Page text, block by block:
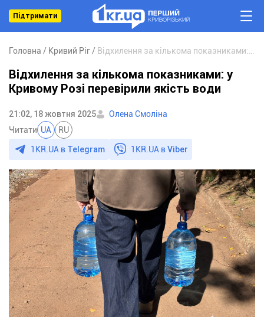
Підтримати
Головна Кривий Ріг
Відхилення за кількома показниками: у
Кривому Розі перевірили якість води
21:02, 18 жовтня 2025
Олена Смоліна
Читати UA RU
1KR.UA в Telegram 1KR.UA вViber